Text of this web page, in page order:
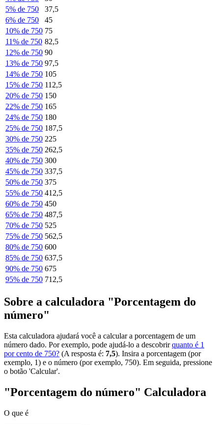
5% de 750
37,5
6% de 750
45
10% de 750 75
11% de 750 82,5
12% de 750 90
13% de 750 97,5
14% de 750 105
15% de 750 112,5
20% de 750 150
22% de 750 165
24% de 750 180
25% de 750 187,5
30% de 750 225
35% de 750 262,5
40% de 750 300
45% de 750 337,5
50% de 750 375
55% de 750 412,5
60% de 750 450
65% de 750 487,5
70% de 750 525
75% de 750 562,5
80% de 750 600
85% de 750 637,5
90% de 750 675
95% de 750 712,5
Sobre a calculadora "Porcentagem do
número"
Esta calculadora ajudará você a calcular a porcentagem de um
número dado. Por exemplo, pode ajudá-lo a descobrirquanto é 1
por cento de 750? (A resposta é: 7,5). Insira a porcentagem (por
exemplo, 1) e o número (por exemplo, 750). Em seguida, pressione
o botão 'Calcular'.
"Porcentagem do número" Calculadora
O que é